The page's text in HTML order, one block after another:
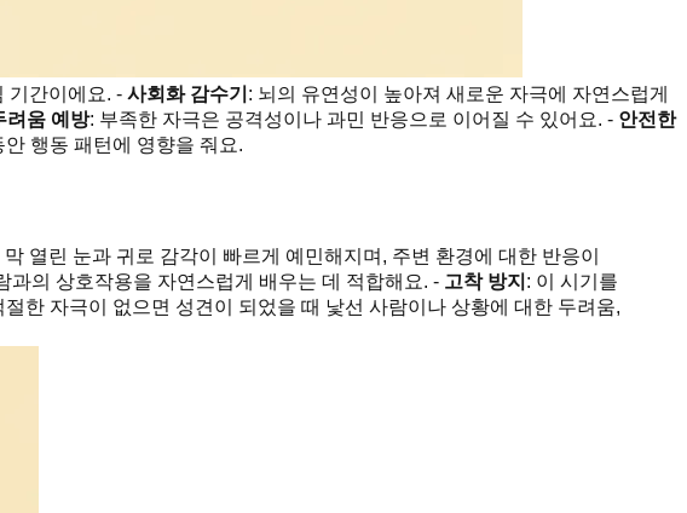
기간이에요. - 사회화 감수기 : 뇌의 유연성이 높아져 새로운 자극에 자연스럽게
려움 예방: 부족한 자극은 공격성이나 과민 반응으로 이어질 수 있어요. - 안전한
행동 패턴에 영향을 줘요.
열린 눈과 귀로 감각이 빠르게 예민해지며, 주변 환경에 대한 반응이
과의 상호작용을 자연스럽게 배우는 데 적합해요. - 고착 방지 : 이 시기를
절한 자극이 없으면 성견이 되었을 때 낯선 사람이나 상황에 대한 두려움,